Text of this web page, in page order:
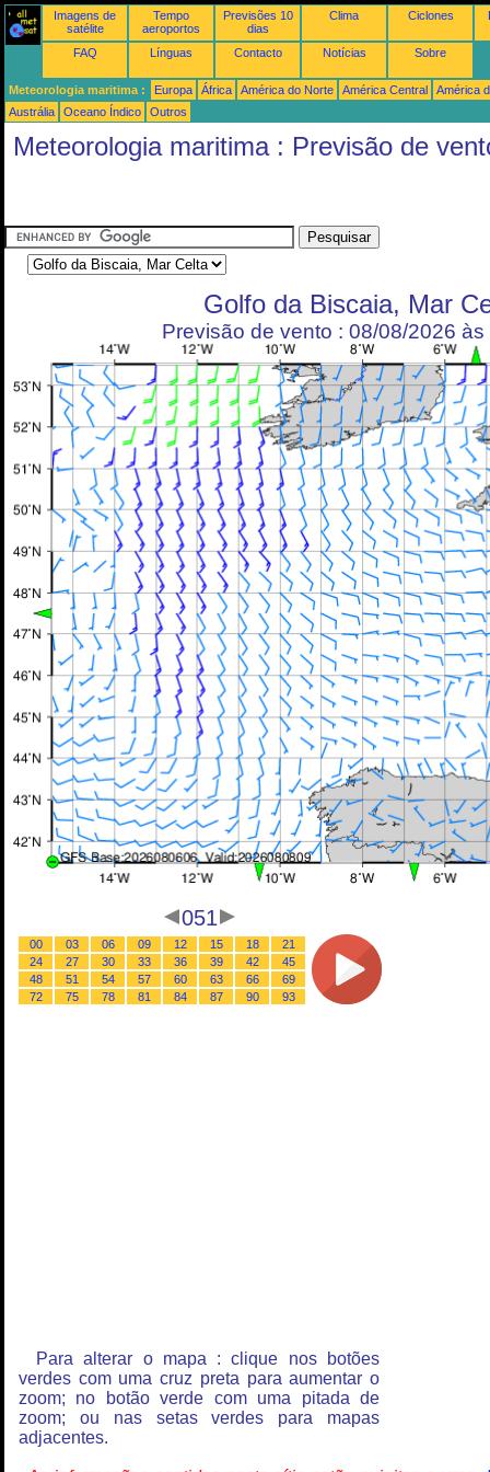
Imagens de
satélite
Tempo
aeroportos
Previsões 10
dias
Clima Ciclones
FAQ Línguas Contacto Notícias Sobre
Meteorologia maritima : Europa África América do Norte América Central
América
Austrália
Oceano Índico Outros
Meteorologia maritima : Previsão de
Golfo da Biscaia, Mar
Previsão de vento : 08/08/2026 às
051
00 03 06 09 12 15 18
21
24
27 30 33 36 39 42
45
48
51 54 57 60 63 66
69
72
75 78 81 84 87 90 93
Para alterar o mapa : clique nos botões
verdes com uma cruz preta para aumentar o
zoom; no botão verde com uma pitada de
zoom; ou nas setas verdes para mapas
adjacentes.